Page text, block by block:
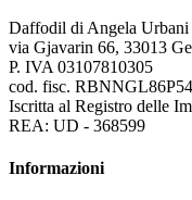
Daffodil di Angela Urbani
via Gjavarin 66, 33013
P. IVA 03107810305
cod. fisc.
Iscritta al Registro delle
REA: UD - 368599
Informazioni